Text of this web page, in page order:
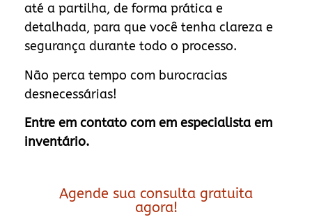
até a partilha, de forma prática e
detalhada, para que você tenha clareza e
segurança durante todo o processo.
Não perca tempo com burocracias
desnecessárias!
Entre em contato com em especialista em
inventário.
Agende sua consulta gratuita
agora!